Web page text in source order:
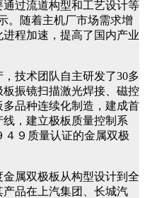
过流道构型和工艺设计等
。随着主机厂市场需求增
程加速，提高了国内产业
技术团队自主研发了30多
振镜扫描激光焊接、磁控
品种连续化制造，建成首
，建立极板质量控制系
９质量认证的金属双极
金属双极板从构型设计到全
品在上汽集团、长城汽